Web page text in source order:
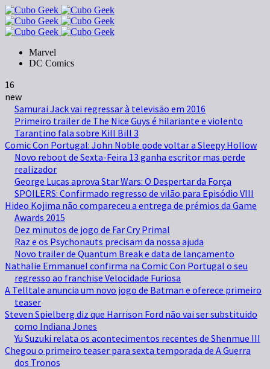
Marvel
DC Comics
16
new
Samurai Jack vai regressar à televisão em 2016
Primeiro trailer de The Nice Guys é hilariante e violento
Tarantino fala sobre Kill Bill 3
Comic Con Portugal: John Noble pode voltar a Sleepy Hollow
Novo reboot de Sexta-Feira 13 ganha escritor mas perde
realizador
George Lucas aprova Star Wars: O Despertar da Força
SPOILERS: Confirmado regresso de vilão para Episódio VIII
Hideo Kojima não compareceu a entrega de prémios da Game
Awards 2015
Dez minutos de jogo de Far Cry Primal
Raz e os Psychonauts precisam da nossa ajuda
Novo trailer de Quantum Break e data de lançamento
Nathalie Emmanuel confirma na Comic Con Portugal o seu
regresso ao franchise Velocidade Furiosa
A Telltale anuncia um novo jogo de Batman e oferece primeiro
teaser
Steven Spielberg diz que Harrison Ford não vai ser substituido
como Indiana Jones
Yu Suzuki relata os acontecimentos recentes de Shenmue III
Chegou o primeiro teaser para sexta temporada de A Guerra
dos Tronos